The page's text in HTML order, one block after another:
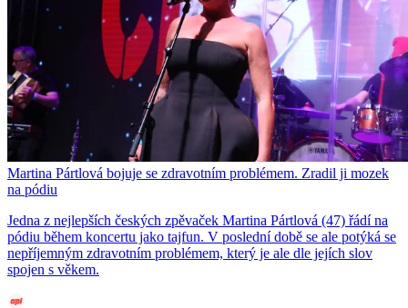
Martina Pártlová bojuje se zdravotním problémem. Zradil ji mozek
na pódiu
Jedna z nejlepších českých zpěvaček Martina Pártlová (47) řádí na
pódiu během koncertu jako tajfun. V poslední době se ale potýká se
nepříjemným zdravotním problémem, který je ale dle jejích slov
spojen s věkem.